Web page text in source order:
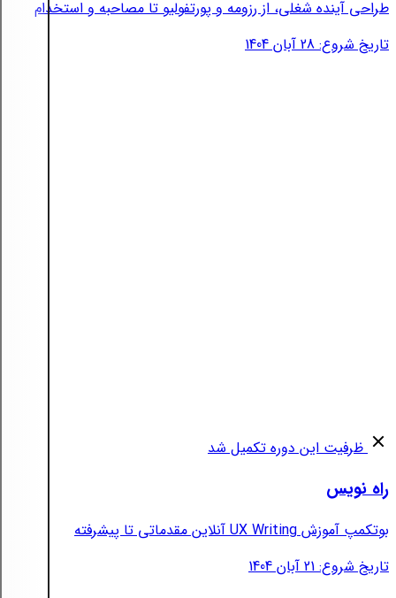
طراحی آینده شغلی، از رزومه و پورتفولیو تا مصاحبه و استخدام
تاریخ شروع: 28 آبان 1404
ظرفیت این دوره تکمیل شد
راه نویس
بوتکمپ آموزش UX Writing آنلاین مقدماتی تا پیشرفته
تاریخ شروع: 21 آبان 1404